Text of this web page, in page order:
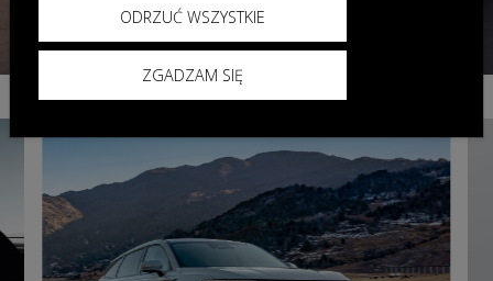
ODRZUĆ WSZYSTKIE
ZGADZAM SIĘ